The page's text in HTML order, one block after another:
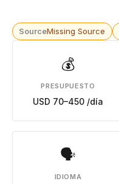
SourceMissing Source
💰
PRESUPUESTO
USD 70–450 /día
🗣
IDIOMA